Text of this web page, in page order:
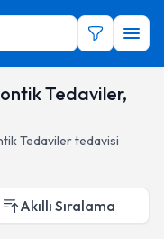
Tedaviler,
Tedavilertedavisi
Akıllı Sıralama